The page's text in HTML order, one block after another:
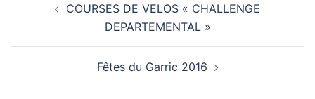
d’articleCOURSES DE VELOS « CHALLENGE
DEPARTEMENTAL »
Fêtes du Garric 2016